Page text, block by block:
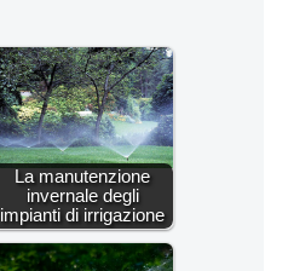
La manutenzione
invernale degli
impianti di irrigazione